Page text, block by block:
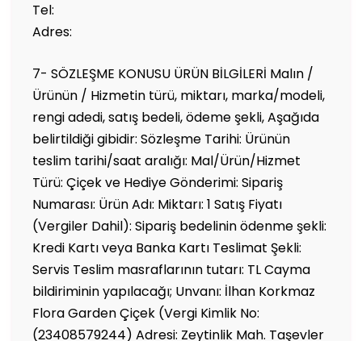
Tel:
Adres:
7- SÖZLEŞME KONUSU ÜRÜN BİLGİLERİ Malın /
Ürünün / Hizmetin türü, miktarı, marka/modeli,
rengi adedi, satış bedeli, ödeme şekli, Aşağıda
belirtildiği gibidir: Sözleşme Tarihi: Ürünün
teslim tarihi/saat aralığı: Mal/Ürün/Hizmet
Türü: Çiçek ve Hediye Gönderimi: Sipariş
Numarası: Ürün Adı: Miktarı: 1 Satış Fiyatı
(Vergiler Dahil): Sipariş bedelinin ödenme şekli:
Kredi Kartı veya Banka Kartı Teslimat Şekli:
Servis Teslim masraflarının tutarı: TL Cayma
bildiriminin yapılacağı; Unvanı: İlhan Korkmaz
Flora Garden Çiçek (Vergi Kimlik No:
(23408579244) Adresi: Zeytinlik Mah. Taşevler